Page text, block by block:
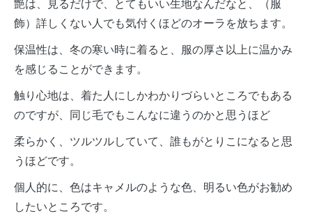
艶は、見るだけで、とてもいい生地なんだなと、（服
飾）詳しくない人でも気付くほどのオーラを放ちます。
保温性は、冬の寒い時に着ると、服の厚さ以上に温かみ
を感じることができます。
触り心地は、着た人にしかわかりづらいところでもある
のですが、同じ毛でもこんなに違うのかと思うほど
柔らかく、ツルツルしていて、誰もがとりこになると思
うほどです。
個人的に、色はキャメルのような色、明るい色がお勧め
したいところです。